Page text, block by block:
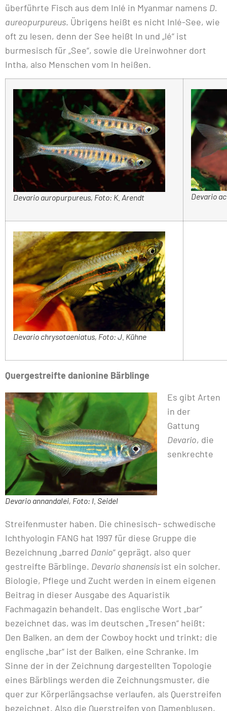
überführte Fisch aus dem Inlé in Myanmar namens D.
aureopurpureus. Übrigens heißt es nicht Inlé-See, wie
oft zu lesen, denn der See heißt In und „lé“ ist
burmesisch für „See“, sowie die Ureinwohner dort
Intha, also Menschen vom In heißen.
Devario auropurpureus, Foto: K. Arendt Devario
Devario chrysotaeniatus, Foto: J. Kühne
Quergestreifte danionine Bärblinge
Devario annandalei, Foto: I. Seidel
Es gibt Arten
in der
Gattung
Devario, die
senkrechte
Streifenmuster haben. Die chinesisch- schwedische
Ichthyologin FANG hat 1997 für diese Gruppe die
Bezeichnung „barred Danio“ geprägt, also quer
gestreifte Bärblinge. Devario shanensisist ein solcher.
Biologie, Pflege und Zucht werden in einem eigenen
Beitrag in dieser Ausgabe des Aquaristik
Fachmagazin behandelt. Das englische Wort „bar“
bezeichnet das, was im deutschen „Tresen“ heißt:
Den Balken, an dem der Cowboy hockt und trinkt; die
englische „bar“ ist der Balken, eine Schranke. Im
Sinne der in der Zeichnung dargestellten Topologie
eines Bärblings werden die Zeichnungsmuster, die
quer zur Körperlängsachse verlaufen, als Querstreifen
bezeichnet. Also die Querstreifen von Damenblusen,